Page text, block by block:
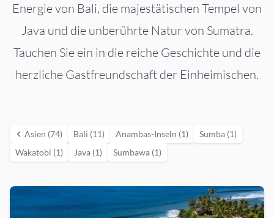
Energie von Bali, die majestätischen Tempel von
Java und die unberührte Natur von Sumatra.
Tauchen Sie ein in die reiche Geschichte und die
herzliche Gastfreundschaft der Einheimischen.
Asien (74) Bali (11) Anambas-Inseln (1)
Sumba (1)
Wakatobi (1)
Java (1) Sumbawa (1)